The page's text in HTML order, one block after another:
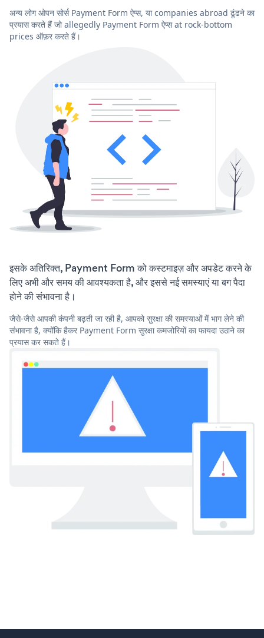
अन्य लोग ओपन सोर्स Payment Form ऐप्स, या companies abroad ढूंढने का
प्रयास करते हैं जो allegedly Payment Form ऐप्स at rock-bottom
prices ऑफ़र करते हैं।
इसके अतिरिक्त, Payment Form को कस्टमाइज़ और अपडेट करने के
लिए अभी और समय की आवश्यकता है, और इससे नई समस्याएं या बग पैदा
होने की संभावना है।
जैसे-जैसे आपकी कंपनी बढ़ती जा रही है, आपको सुरक्षा की समस्याओं में भाग लेने की
संभावना है, क्योंकि हैकर Payment Form सुरक्षा कमजोरियों का फायदा उठाने का
प्रयास कर सकते हैं।